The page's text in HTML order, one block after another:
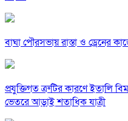
বাঘা পৌরসভায় রাস্তা ও ড্রেনের
প্রযুক্তিগত ত্রুটির কারণে ইতালি
ভেতরে আড়াই শতাধিক যাত্রী